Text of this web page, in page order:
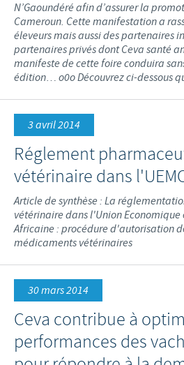
N’Gaoundéré afin d’assurer la
Cameroun. Cette manifestation a
éleveurs mais aussi des partenaires
partenaires privés dont Ceva santé
manifeste de cette foire conduira
édition… o0o Découvrez ci-dessous
3 avril 2014
Réglement
vétérinaire dans
Article de synthèse : La
vétérinaire dans l'Union Economique
Africaine : procédure d'autorisation
médicaments vétérinaires
30 mars 2014
Ceva contribue à
performances des